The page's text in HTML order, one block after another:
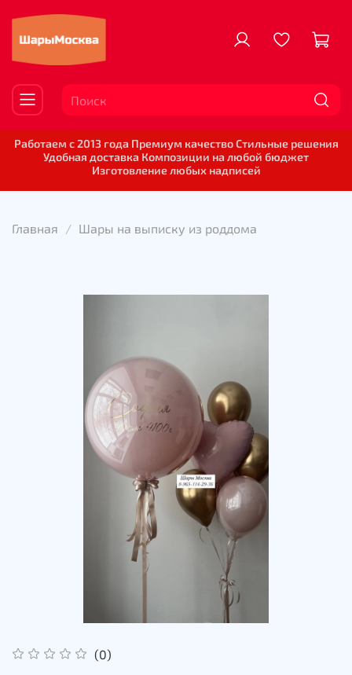
Работаем с 2013 года Премиум качество Стильные решения
Удобная доставка Композиции на любой бюджет
Изготовление любых надписей
Главная Шары на выписку из роддома
(0)